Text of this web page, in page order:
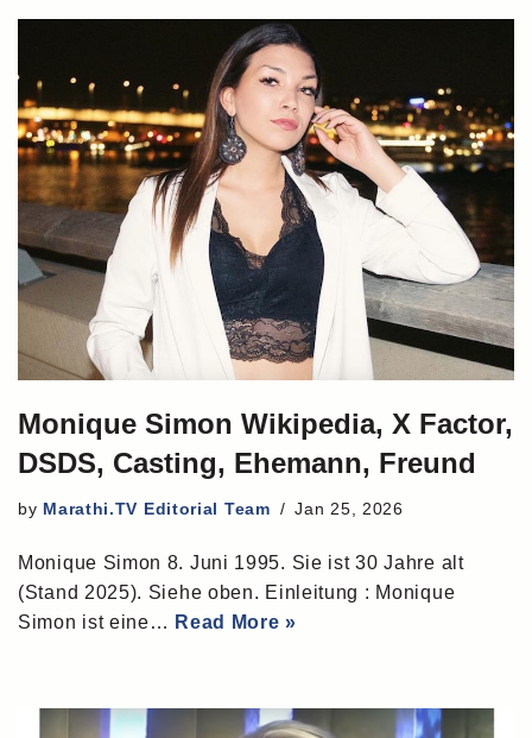
Monique Simon Wikipedia, X Factor,
DSDS, Casting, Ehemann, Freund
by Marathi.TV Editorial Team Jan 25, 2026
Monique Simon 8. Juni 1995. Sie ist 30 Jahre alt
(Stand 2025). Siehe oben. Einleitung : Monique
Simon ist eine… Read More »